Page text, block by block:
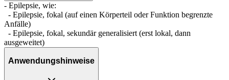
- Epilepsie, wie:
- Epilepsie, fokal (auf einen Körperteil oder Funktion begrenzte
Anfälle)
- Epilepsie, fokal, sekundär generalisiert (erst lokal, dann
ausgeweitet)
Anwendungshinweise